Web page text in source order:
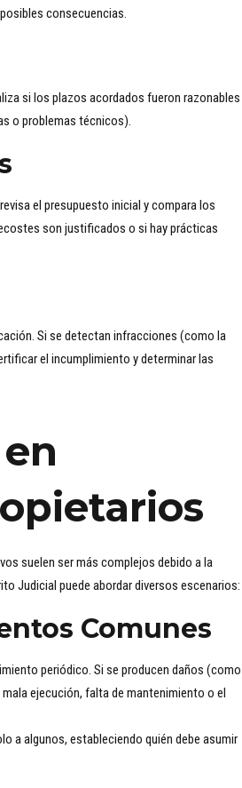
consecuencias.
si los plazos acordados fueron razonables
o problemas técnicos).
el presupuesto inicial y compara los
son justificados o si hay prácticas
Si se detectan infracciones (como la
el incumplimiento y determinar las
suelen ser más complejos debido a la
Judicial puede abordar diversos escenarios:
Comunes
periódico. Si se producen daños (como
ejecución, falta de mantenimiento o el
a algunos, estableciendo quién debe asumir